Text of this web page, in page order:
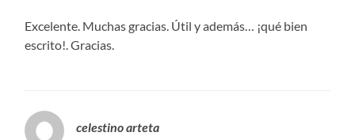
Excelente. Muchas gracias. Útil y además… ¡qué bien
escrito!. Gracias.
celestino arteta